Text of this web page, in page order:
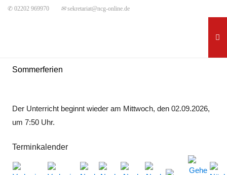
✆ 02202 969970 ✉sekretariat@ncg-online.de
Sommerferien
Der Unterricht beginnt wieder am Mittwoch, den 02.09.2026,
um 7:50 Uhr.
Terminkalender